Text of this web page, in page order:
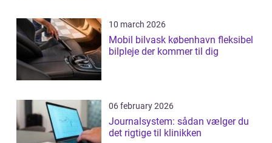
10 march 2026
Mobil bilvask københavn fleksibel
bilpleje der kommer til dig
06 february 2026
Journalsystem: sådan vælger du
det rigtige til klinikken